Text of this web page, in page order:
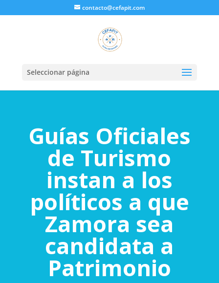
contacto@cefapit.com
Seleccionar página
Guías Oficiales
de Turismo
instan a los
políticos a que
Zamora sea
candidata a
Patrimonio